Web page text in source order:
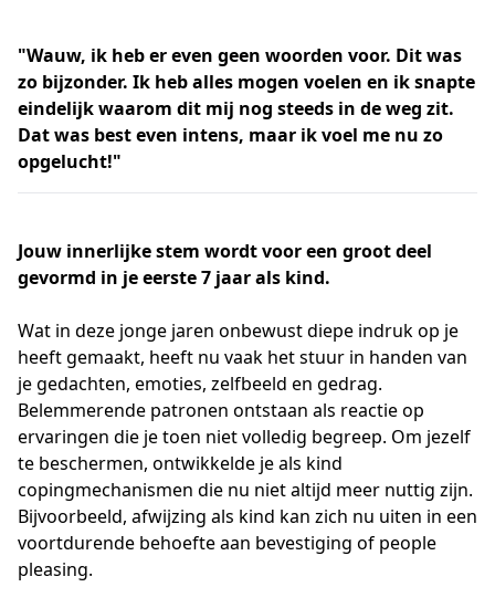
"Wauw, ik heb er even geen woorden voor. Dit was
zo bijzonder. Ik heb alles mogen voelen en ik snapte
eindelijk waarom dit mij nog steeds in de weg zit.
Dat was best even intens, maar ik voel me nu zo
opgelucht!"
Jouw innerlijke stem wordt voor een groot deel
gevormd in je eerste 7 jaar als kind.
Wat in deze jonge jaren onbewust diepe indruk op je
heeft gemaakt, heeft nu vaak het stuur in handen van
je gedachten, emoties, zelfbeeld en gedrag.
Belemmerende patronen ontstaan als reactie op
ervaringen die je toen niet volledig begreep. Om jezelf
te beschermen, ontwikkelde je als kind
copingmechanismen die nu niet altijd meer nuttig zijn.
Bijvoorbeeld, afwijzing als kind kan zich nu uiten in een
voortdurende behoefte aan bevestiging of people
pleasing.